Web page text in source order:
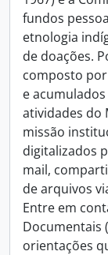
fundos
etnologia
de doações.
composto
e
atividades do
missão
digitalizados
mail,
de arquivos
Entre em
Documentais
orientações